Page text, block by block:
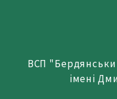
ВСП
імені